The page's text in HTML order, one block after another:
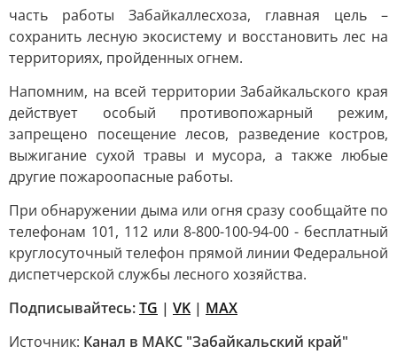
часть работы Забайкаллесхоза, главная цель –
сохранить лесную экосистему и восстановить лес на
территориях, пройденных огнем.
Напомним, на всей территории Забайкальского края
действует особый противопожарный режим,
запрещено посещение лесов, разведение костров,
выжигание сухой травы и мусора, а также любые
другие пожароопасные работы.
При обнаружении дыма или огня сразу сообщайте по
телефонам 101, 112 или 8-800-100-94-00 - бесплатный
круглосуточный телефон прямой линии Федеральной
диспетчерской службы лесного хозяйства.
Подписывайтесь:TG | VK | MAX
Источник: Канал в МАКС "Забайкальский край"